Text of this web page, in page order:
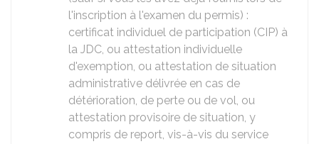
l'inscription à l'examen du permis) :
certificat individuel de participation (CIP) à
la JDC, ou attestation individuelle
d'exemption, ou attestation de situation
administrative délivrée en cas de
détérioration, de perte ou de vol, ou
attestation provisoire de situation, y
compris de report, vis-à-vis du service